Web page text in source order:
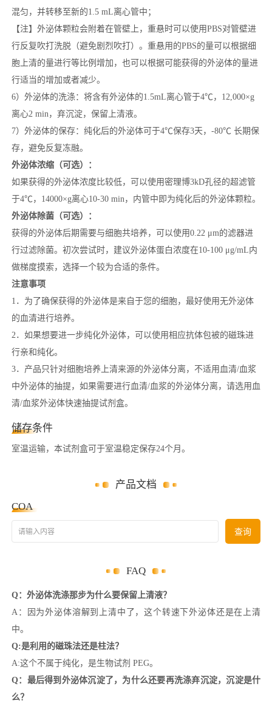
混匀，并转移至新的1.5 mL离心管中；
【注】外泌体颗粒会附着在管壁上，重悬时可以使用PBS对管壁进
行反复吹打洗脱（避免剧烈吹打）。重悬用的PBS的量可以根据细
胞上清的量进行等比例增加，也可以根据可能获得的外泌体的量进
行适当的增加或者减少。
6）外泌体的洗涤：将含有外泌体的1.5mL离心管于4℃，12,000×g
离心2 min，弃沉淀，保留上清液。
7）外泌体的保存：纯化后的外泌体可于4℃保存3天，-80℃ 长期保
存，避免反复冻融。
外泌体浓缩（可选）：
如果获得的外泌体浓度比较低，可以使用密理博3kD孔径的超滤管
于4℃，14000×g离心10-30 min，内管中即为纯化后的外泌体颗粒。
外泌体除菌（可选）：
获得的外泌体后期需要与细胞共培养，可以使用0.22 μm的滤器进
行过滤除菌。初次尝试时，建议外泌体蛋白浓度在10-100 μg/mL内
做梯度摸索，选择一个较为合适的条件。
注意事项
1．为了确保获得的外泌体是来自于您的细胞，最好使用无外泌体
的血清进行培养。
2．如果想要进一步纯化外泌体，可以使用相应抗体包被的磁珠进
行亲和纯化。
3．产品只针对细胞培养上清来源的外泌体分离，不适用血清/血浆
中外泌体的抽提，如果需要进行血清/血浆的外泌体分离，请选用血
清/血浆外泌体快速抽提试剂盒。
储存条件
室温运输，本试剂盒可于室温稳定保存24个月。
产品文档
COA
请输入内容 查询
FAQ
Q：外泌体洗涤那步为什么要保留上清液？
A：因为外泌体溶解到上清中了，这个转速下外泌体还是在上清
中。
Q:是利用的磁珠法还是柱法？
A:这个不属于纯化，是生物试剂 PEG。
Q：最后得到外泌体沉淀了，为什么还要再洗涤弃沉淀，沉淀是什
么？